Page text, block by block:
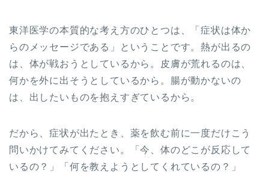
東洋医学の本質的な考え方のひとつは、「症状は体か
らのメッセージである」ということです。熱が出るの
は、体が戦おうとしているから。皮膚が荒れるのは、
何かを外に出そうとしているから。腸が動かないの
は、出したいものを抱えすぎているから。
だから、症状が出たとき、薬を飲む前に一度だけこう
問いかけてみてください。「今、体のどこが反応して
いるの？」「何を教えようとしてくれているの？」